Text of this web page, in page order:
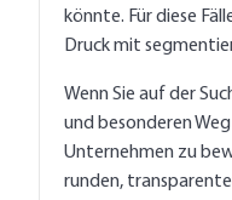
könnte. Für diese
Druck mit
Wenn Sie auf der
und besonderen
Unternehmen zu
runden,